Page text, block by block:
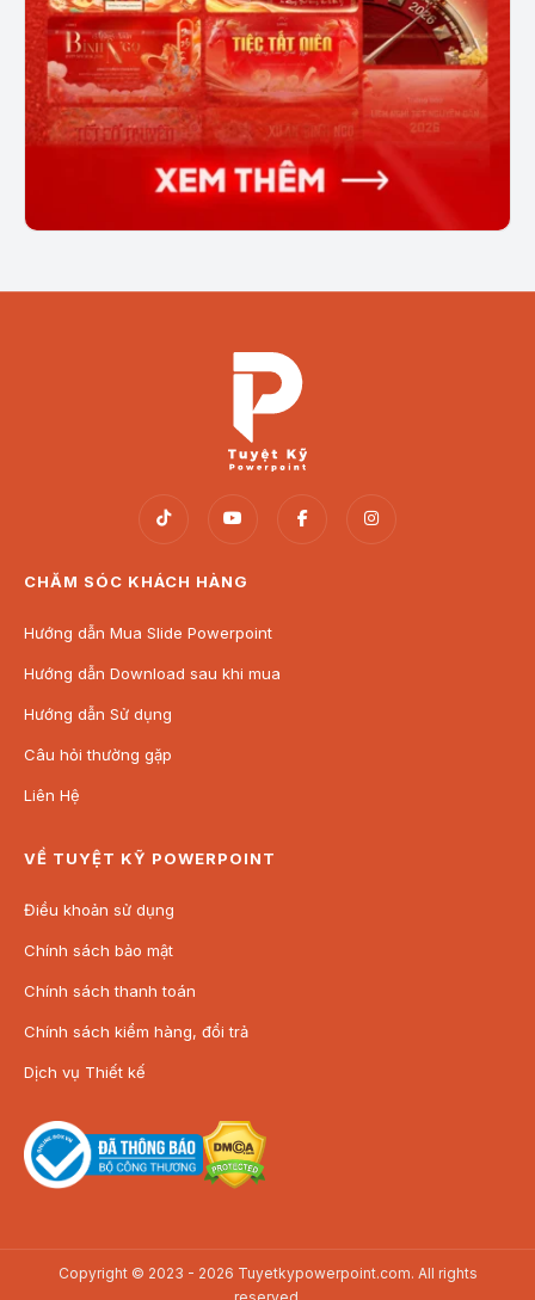
CHĂM SÓC KHÁCH HÀNG
Hướng dẫn Mua Slide Powerpoint
Hướng dẫn Download sau khi mua
Hướng dẫn Sử dụng
Câu hỏi thường gặp
Liên Hệ
VỀ TUYỆT KỸ POWERPOINT
Điều khoản sử dụng
Chính sách bảo mật
Chính sách thanh toán
Chính sách kiểm hàng, đổi trả
Dịch vụ Thiết kế
Copyright © 2023 - 2026 Tuyetkypowerpoint.com. All rights